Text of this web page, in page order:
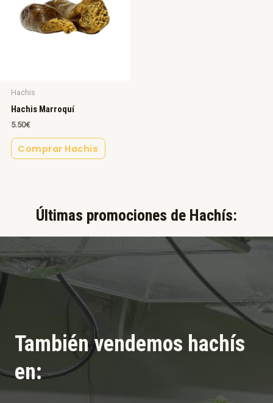
Hachis
Hachis Marroquí
5.50€
Comprar Hachis
Últimas promociones de Hachís:​
También vendemos hachís
en: